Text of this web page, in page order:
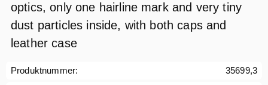
optics, only one hairline mark and very tiny
dust particles inside, with both caps and
leather case
Produktnummer: 35699,3